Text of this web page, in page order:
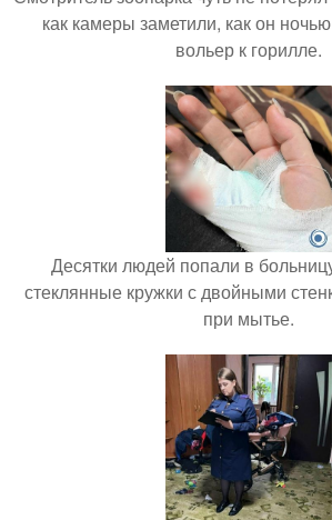
как камеры заметили, как он
вольер к горилле.
Десятки людей попали в
стеклянные кружки с двойными
при мытье.